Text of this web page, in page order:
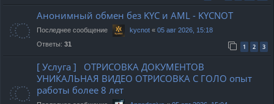
Анонимный обмен без KYC и AML - KYCNOT
Последнее сообщение kycnot « 05 авг 2026, 15:18
Ответы: 31 1 2 3
[ Услуга ] ОТРИСОВКА ДОКУМЕНТОВ
УНИКАЛЬНАЯ ВИДЕО ОТРИСОВКА С ГОЛО опыт
работы более 8 лет